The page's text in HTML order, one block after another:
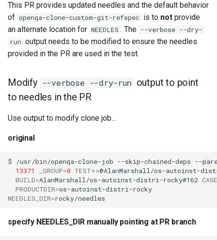
This PR provides updated needles and the default behavior
of openqa-clone-custom-git-refspec is to not provide
an alternate location for NEEDLES . The --verbose --dry-
run output needs to be modified to ensure the needles
provided in the PR are used in the test.
Modify --verbose --dry-run output to point
to needles in the PR
Use output to modify clone job...
original
$ /usr/bin/openqa-clone-job --skip-chained-deps --
13371
_GROUP=0 TEST+=@AlanMarshall/os-autoinst-
BUILD=AlanMarshall/os-autoinst-distri-rocky#162
PRODUCTDIR=
NEEDLES_DIR=
specify NEEDLES_DIR manually pointing at PR branch